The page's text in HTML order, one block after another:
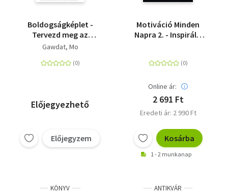
Boldogságképlet -
Tervezd meg az
örömteli élethez
Gawdat, Mo
Előjegyezhető
Előjegyzem
Motiváció Minden
Napra 2. - Inspiráló
Online ár:
2 691 Ft
Eredeti ár: 2 990 Ft
Kosárba
1 - 2 munkanap
KÖNYV ANTIKVÁR